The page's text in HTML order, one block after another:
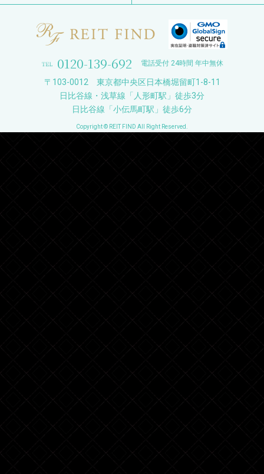
0120-139-692 電話受付 24時間 年中無休
〒103-0012 東京都中央区日本橋堀留町1-8-11
日比谷線・浅草線「人形町駅」徒歩3分
日比谷線「小伝馬町駅」徒歩6分
Copyright © REIT FIND All Right Reserved.